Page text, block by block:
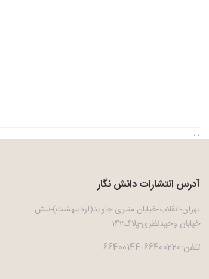
; ;
آدرس انتشارات دانش نگار
تهران-انقلاب-خیابان منیری جاوید(اردیبهشت)-نبش
خیابان وحیدنظری-پلاک142
تلفن:66400220-66400144